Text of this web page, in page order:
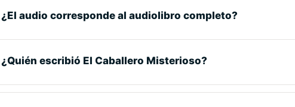
¿El audio corresponde al audiolibro completo?
¿Quién escribió El Caballero Misterioso?